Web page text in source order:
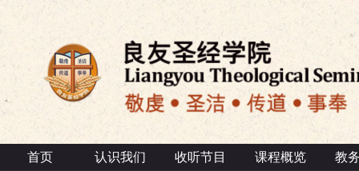
首页 认识我们 收听节目 课程概览 教